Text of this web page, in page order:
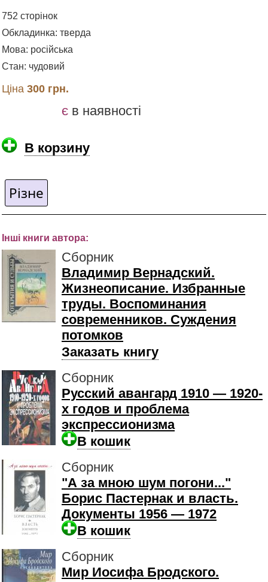
752 сторінок
Обкладинка: тверда
Мова: російська
Стан: чудовий
Ціна 300 грн.
є в наявності
В корзину
Різне
Інші книги автора:
Сборник
Владимир Вернадский.
Жизнеописание. Избранные
труды. Воспоминания
современников. Суждения
потомков
Заказать книгу
Сборник
Русский авангард 1910 — 1920-
х годов и проблема
экспрессионизма
В кошик
Сборник
"А за мною шум погони..."
Борис Пастернак и власть.
Документы 1956 — 1972
В кошик
Сборник
Мир Иосифа Бродского.